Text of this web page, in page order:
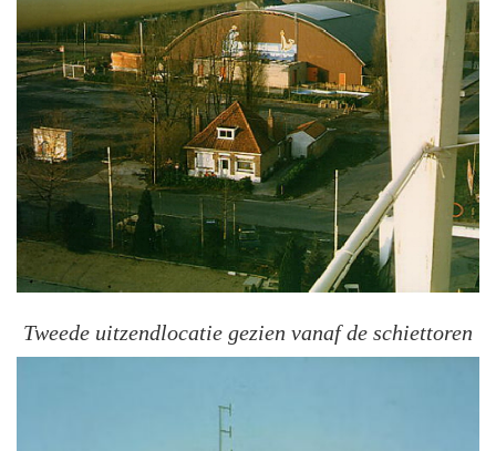
Tweede uitzendlocatie gezien vanaf de schiettoren